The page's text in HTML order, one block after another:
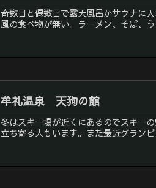
奇数日と偶数日で露天風呂かサウナに
風の食べ物が無い。ラーメン、そば、
牟礼温泉 天狗の館
冬はスキー場が近くにあるのでスキー
立ち寄る人もいます。また最近グラン